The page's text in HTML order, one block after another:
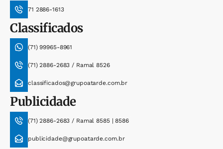
71 2886-1613
Classificados
(71) 99965-8961
(71) 2886-2683 / Ramal 8526
classificados@grupoatarde.com.br
Publicidade
(71) 2886-2683 / Ramal 8585 | 8586
publicidade@grupoatarde.com.br